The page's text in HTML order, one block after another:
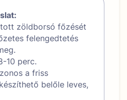
zöldborsó főzését
felengedtetés
10 perc.
a friss
belőle leves,